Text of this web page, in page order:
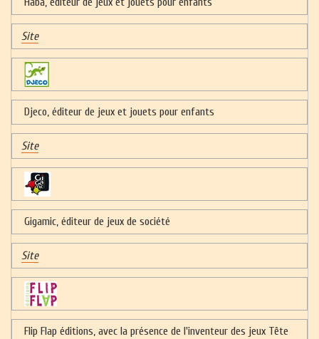
Site
Djeco, éditeur de jeux et jouets pour enfants
Site
Gigamic, éditeur de jeux de société
Site
Flip Flap éditions, avec la présence de l'inventeur des jeux Tête